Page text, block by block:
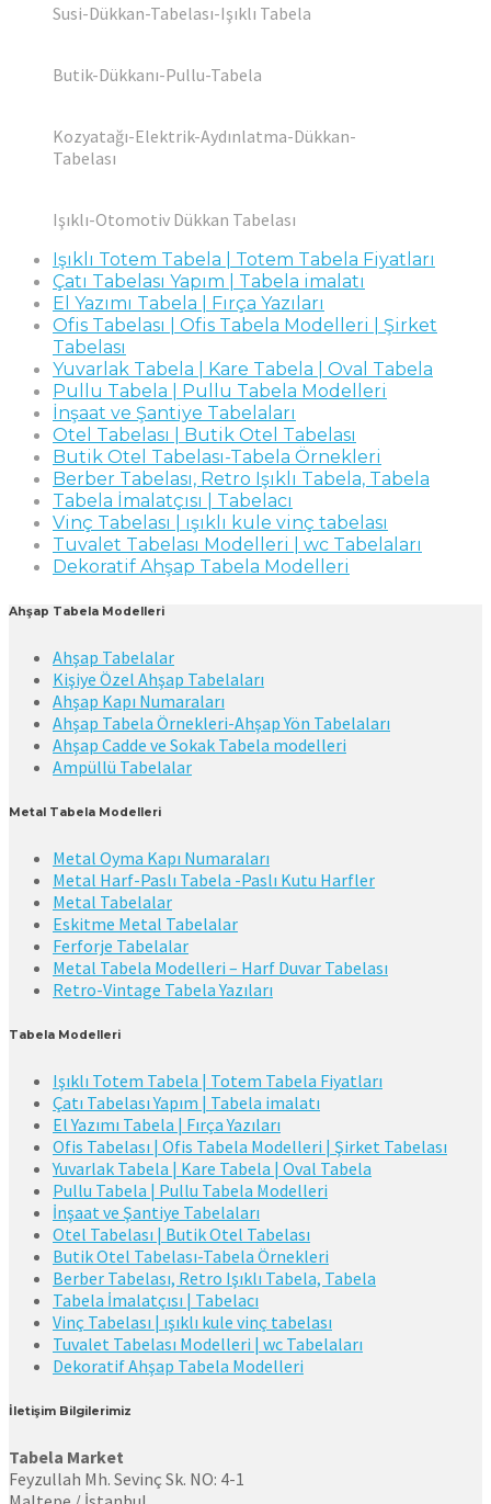
Susi-Dükkan-Tabelası-Işıklı Tabela
Butik-Dükkanı-Pullu-Tabela
Kozyatağı-Elektrik-Aydınlatma-Dükkan-
Tabelası
Işıklı-Otomotiv Dükkan Tabelası
Işıklı Totem Tabela | Totem Tabela Fiyatları
Çatı Tabelası Yapım | Tabela imalatı
El Yazımı Tabela | Fırça Yazıları
Ofis Tabelası | Ofis Tabela Modelleri | Şirket
Tabelası
Yuvarlak Tabela | Kare Tabela | Oval Tabela
Pullu Tabela | Pullu Tabela Modelleri
İnşaat ve Şantiye Tabelaları
Otel Tabelası | Butik Otel Tabelası
Butik Otel Tabelası-Tabela Örnekleri
Berber Tabelası, Retro Işıklı Tabela, Tabela
Tabela İmalatçısı | Tabelacı
Vinç Tabelası | ışıklı kule vinç tabelası
Tuvalet Tabelası Modelleri | wc Tabelaları
Dekoratif Ahşap Tabela Modelleri
Ahşap Tabela Modelleri
Ahşap Tabelalar
Kişiye Özel Ahşap Tabelaları
Ahşap Kapı Numaraları
Ahşap Tabela Örnekleri-Ahşap Yön Tabelaları
Ahşap Cadde ve Sokak Tabela modelleri
Ampüllü Tabelalar
Metal Tabela Modelleri
Metal Oyma Kapı Numaraları
Metal Harf-Paslı Tabela -Paslı Kutu Harfler
Metal Tabelalar
Eskitme Metal Tabelalar
Ferforje Tabelalar
Metal Tabela Modelleri – Harf Duvar Tabelası
Retro-Vintage Tabela Yazıları
Tabela Modelleri
Işıklı Totem Tabela | Totem Tabela Fiyatları
Çatı Tabelası Yapım | Tabela imalatı
El Yazımı Tabela | Fırça Yazıları
Ofis Tabelası | Ofis Tabela Modelleri | Şirket Tabelası
Yuvarlak Tabela | Kare Tabela | Oval Tabela
Pullu Tabela | Pullu Tabela Modelleri
İnşaat ve Şantiye Tabelaları
Otel Tabelası | Butik Otel Tabelası
Butik Otel Tabelası-Tabela Örnekleri
Berber Tabelası, Retro Işıklı Tabela, Tabela
Tabela İmalatçısı | Tabelacı
Vinç Tabelası | ışıklı kule vinç tabelası
Tuvalet Tabelası Modelleri | wc Tabelaları
Dekoratif Ahşap Tabela Modelleri
İletişim Bilgilerimiz
Tabela Market
Feyzullah Mh. Sevinç Sk. NO: 4-1